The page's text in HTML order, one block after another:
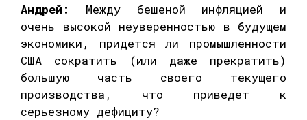
Андрей:
Между бешеной инфляцией и
очень высокой неуверенностью в будущем
экономики, придется ли промышленности
США сократить (или даже прекратить)
большую часть своего текущего
производства, что приведет к
серьезному дефициту?